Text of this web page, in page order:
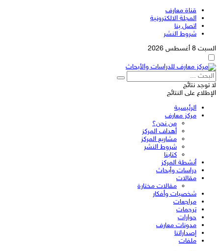
قناة معارف
المجلة الالكترونية
اتصل بنا
شروط النشر
السبت 8 أغسطس 2026
لا توجد نتائج
الإطلاع على النتائج
الرئيسية
مركز معارف
من نحن؟
أهداف المركز
مشاريع المركز
شروط النشر
كتابنا
أنشطة المركز
دراسات وأبحاث
مقالات
مقالات مختارة
شخصيات وأفكار
مراجعات
ترجمات
حوارات
مدونات معارف
إصداراتنا
ملفات